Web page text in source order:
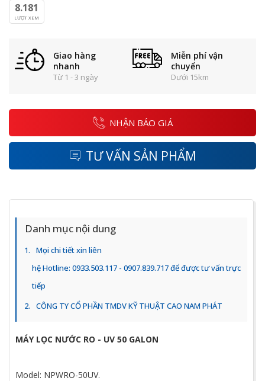
8.181
LƯỢT XEM
Giao hàng
nhanh
Từ 1 - 3 ngày
Miễn phí vận
chuyển
Dưới 15km
NHẬN BÁO GIÁ
TƯ VẤN SẢN PHẨM
Danh mục nội dung
Mọi chi tiết xin liên
hệ Hotline: 0933.503.117 - 0907.839.717 để được tư vấn trực
tiếp
CÔNG TY CỔ PHẦN TMDV KỸ THUẬT CAO NAM PHÁT
MÁY LỌC NƯỚC RO - UV 50 GALON
Model: NPWRO-50UV.